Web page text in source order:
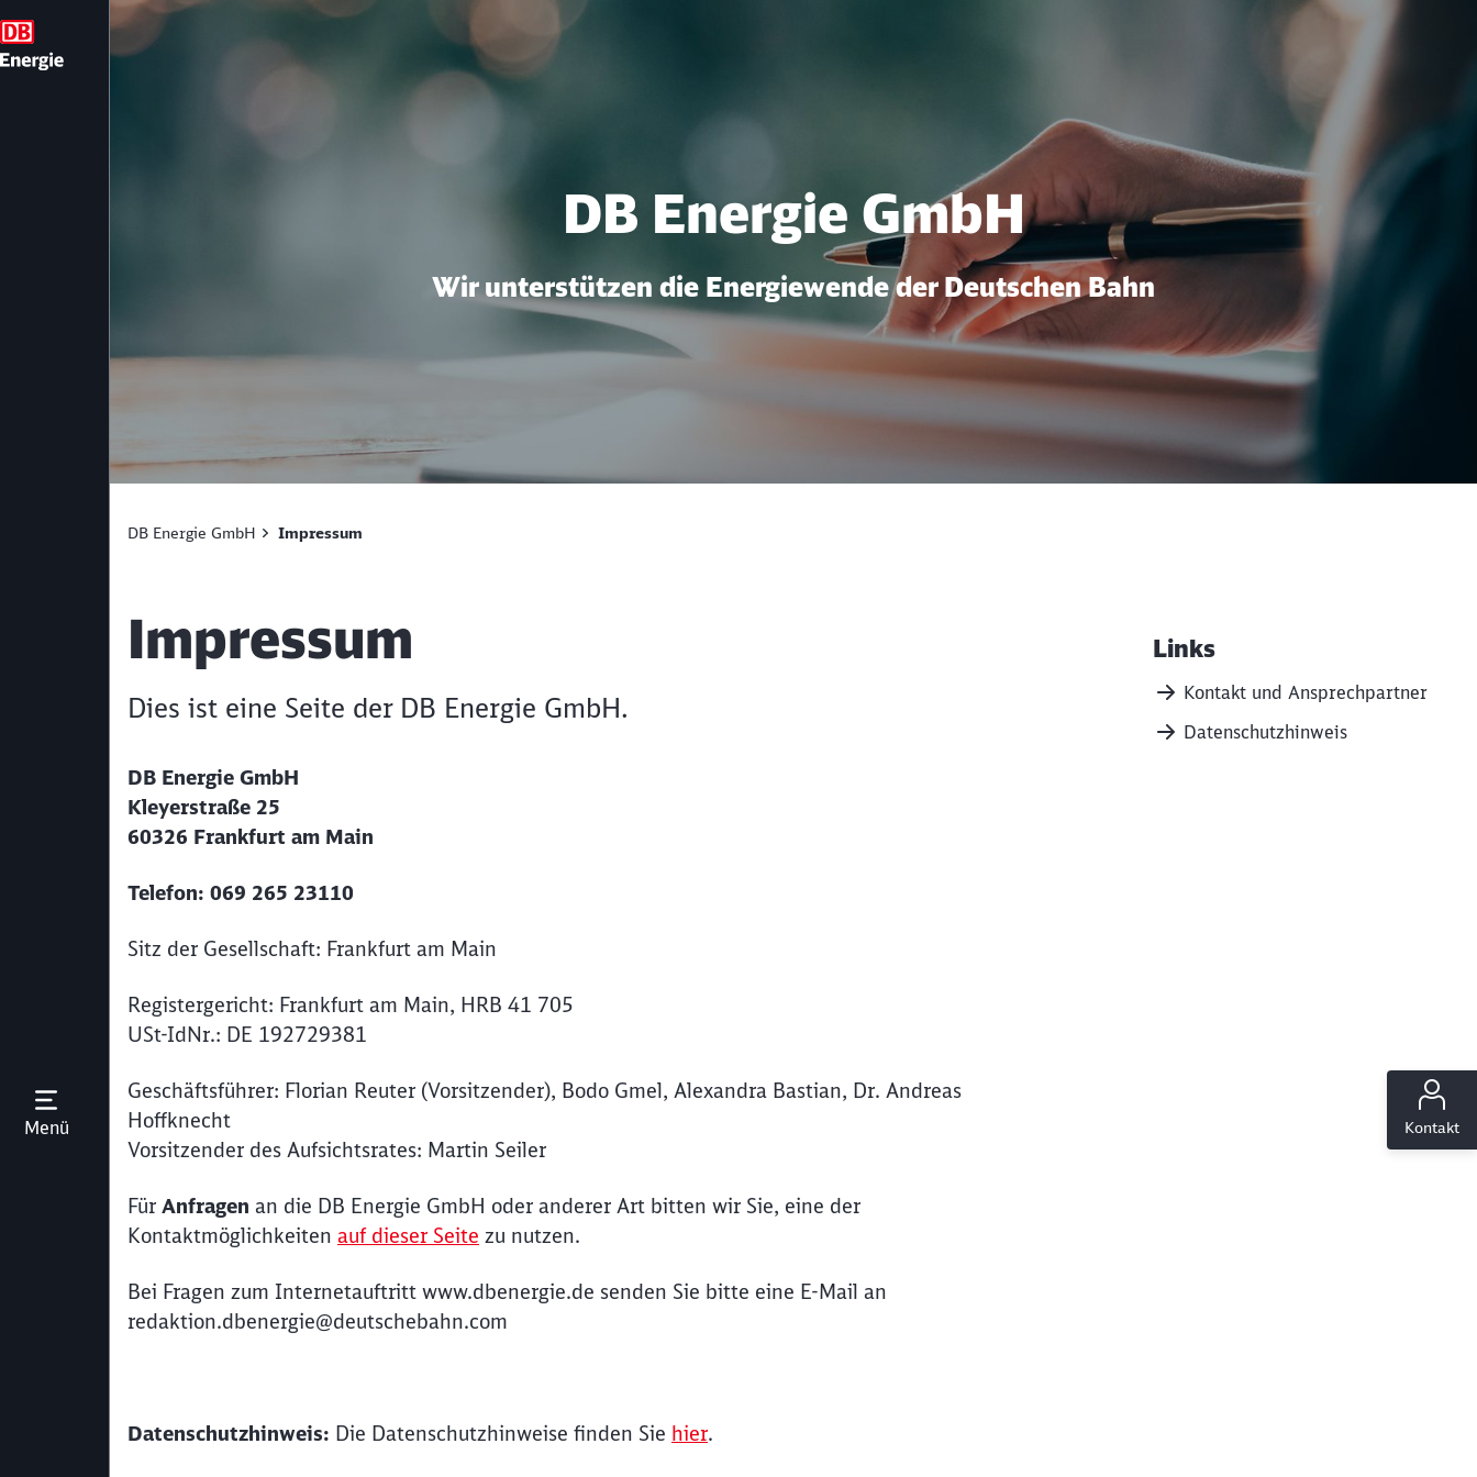
Impressum
Kontakt
MenüMenü öffnen
DB Energie GmbH
Wir unterstützen die Energiewende der Deutschen Bahn
DB Energie GmbH Impressum
Artikel:
Impressum
Dies ist eine Seite der DB Energie GmbH.
DB Energie GmbH
Kleyerstraße 25
60326 Frankfurt am Main
Telefon: 069 265 23110
Sitz der Gesellschaft: Frankfurt am Main
Registergericht: Frankfurt am Main, HRB 41 705
USt-IdNr.: DE 192729381
Geschäftsführer: Florian Reuter (Vorsitzender), Bodo Gmel, Alexandra Bastian, Dr. Andreas
Hoffknecht
Vorsitzender des Aufsichtsrates: Martin Seiler
Für Anfragen an die DB Energie GmbH oder anderer Art bitten wir Sie, eine der
Kontaktmöglichkeiten auf dieser Seite zu nutzen.
Bei Fragen zum Internetauftritt www.dbenergie.de senden Sie bitte eine E-Mail an
redaktion.dbenergie@deutschebahn.com
Datenschutzhinweis: Die Datenschutzhinweise finden Sie hier.
Weiterführende
Links
Kontakt und Ansprechpartner
Datenschutzhinweis
Möchten Sie zu weitergeleitet werden?